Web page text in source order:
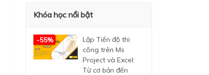
Khóa học nổi bật
-55%
Lập Tiến độ thi
công trên Ms
Project và Excel:
Từ cơ bản đến